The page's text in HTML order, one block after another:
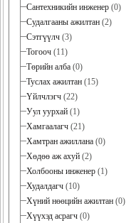
Сантехникийн инженер (0)
Судалгааны ажилтан (2)
Сэтгүүлч (3)
Тогооч (11)
Төрийн алба (0)
Туслах ажилтан (15)
Үйлчлэгч (22)
Уул уурхай (1)
Хамгаалагч (21)
Хамтран ажиллана (0)
Хөдөө аж ахуй (2)
Холбооны инженер (1)
Худалдагч (10)
Хүний нөөцийн ажилтан (0)
Хүүхэд асрагч (0)